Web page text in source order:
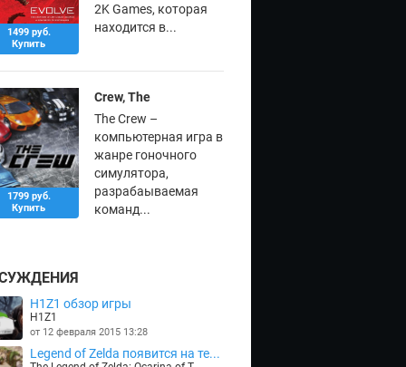
1499 руб.
Купить
2K Games, которая
находится в...
1799 руб.
Купить
Crew, The
The Crew –
компьютерная игра в
жанре гоночного
симулятора,
разрабаываемая
команд...
H1Z1 обзор игры
H1Z1
от 12 февраля 2015 13:28
Legend of Zelda появится на те...